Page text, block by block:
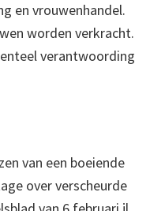
en vrouwenhandel.
worden verkracht.
verantwoording
van een boeiende
over verscheurde